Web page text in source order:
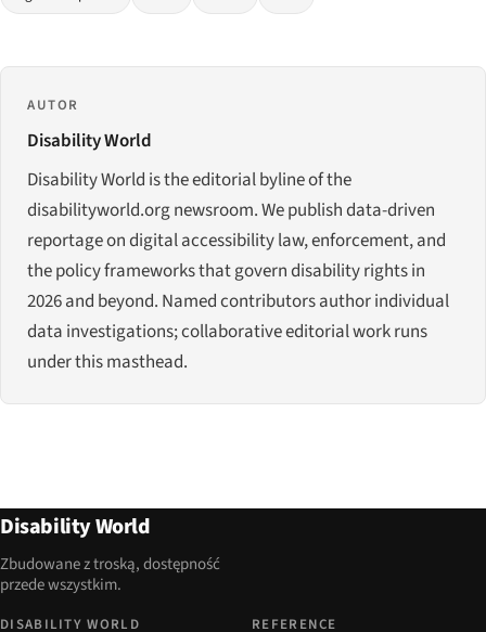
AUTOR
Disability World
Disability World is the editorial byline of the
disabilityworld.org newsroom. We publish data-driven
reportage on digital accessibility law, enforcement, and
the policy frameworks that govern disability rights in
2026 and beyond. Named contributors author individual
data investigations; collaborative editorial work runs
under this masthead.
Disability World
Zbudowane z troską, dostępność
przede wszystkim.
DISABILITY WORLD REFERENCE